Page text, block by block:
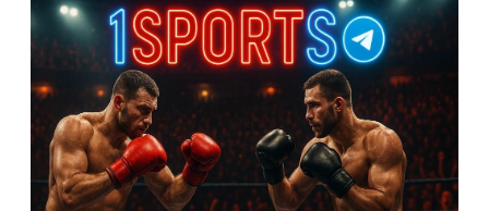
СВЕЖИЕ ЗАПИСИ